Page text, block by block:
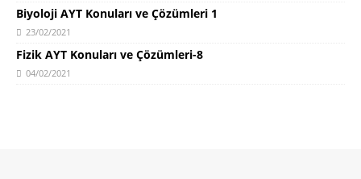
Biyoloji AYT Konuları ve Çözümleri 1
23/02/2021
Fizik AYT Konuları ve Çözümleri-8
04/02/2021